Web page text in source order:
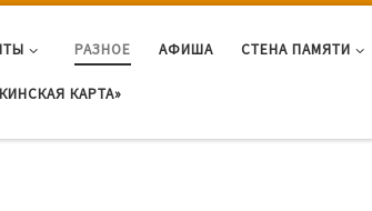
РАЗНОЕ АФИША СТЕНА ПАМЯТИ
КАРТА»